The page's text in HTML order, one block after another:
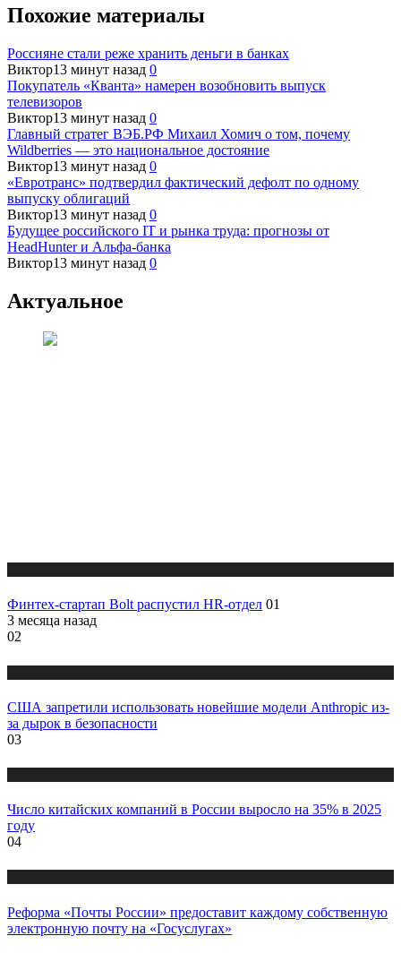
Похожие материалы
Россияне стали реже хранить деньги в банках
Виктор13 минут назад 0
Покупатель «Кванта» намерен возобновить выпуск
телевизоров
Виктор13 минут назад 0
Главный стратег ВЭБ.РФ Михаил Хомич о том, почему
Wildberries — это национальное достояние
Виктор13 минут назад 0
«Евротранс» подтвердил фактический дефолт по одному
выпуску облигаций
Виктор13 минут назад 0
Будущее российского IT и рынка труда: прогнозы от
HeadHunter и Альфа-банка
Виктор13 минут назад 0
Актуальное
Финтех-стартап Bolt распустил HR-отдел 01
3 месяца назад
02
США запретили использовать новейшие модели Anthropic из-
за дырок в безопасности
03
Число китайских компаний в России выросло на 35% в 2025
году
04
Реформа «Почты России» предоставит каждому собственную
электронную почту на «Госуслугах»